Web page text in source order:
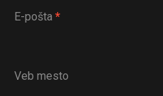
E-pošta *
Veb mesto